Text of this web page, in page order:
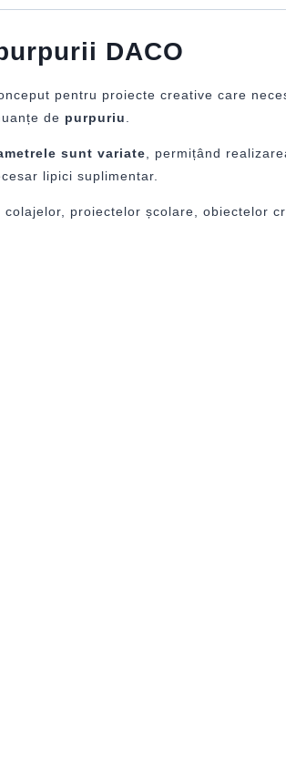
DACO
pentru proiecte creative care
de purpuriu
sunt variate , permițând
lipici suplimentar.
proiectelor școlare, obiectelor